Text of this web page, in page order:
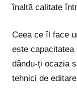
înaltă calitate
Ceea ce îl face
este capacitatea
dându-ți ocazia
tehnici de